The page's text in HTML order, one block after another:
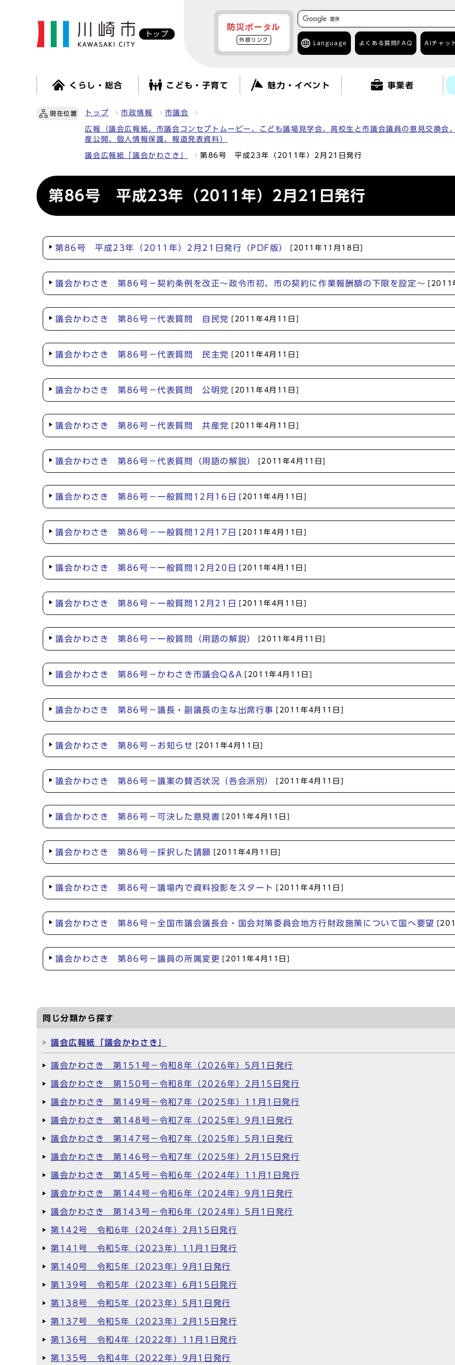
トップ
防災ポータル
外部リンク
Language よくある質問 FAQ AIチャッ
くらし・総合 こども・子育て 魅力・イベント 事業者
現在位置 トップ 市政情報 市議会
広報（議会広報紙、市議会コンセプトムービー、こども議場見学会、高校生と市議会議員の意見交換会
産公開、個人情報保護、報道発表資料）
議会広報紙「議会かわさき」 第86号 平成23年（2011年）2月21日発行
第86号 平成23年（2011年）2月21日発行
第86号 平成23年（2011年）2月21日発行（PDF版） [2011年11月18日]
議会かわさき 第86号－契約条例を改正～政令市初、市の契約に作業報酬額の下限を設定～ [2011
議会かわさき 第86号－代表質問 自民党 [2011年4月11日]
議会かわさき 第86号－代表質問 民主党 [2011年4月11日]
議会かわさき 第86号－代表質問 公明党 [2011年4月11日]
議会かわさき 第86号－代表質問 共産党 [2011年4月11日]
議会かわさき 第86号－代表質問（用語の解説） [2011年4月11日]
議会かわさき 第86号－一般質問12月16日 [2011年4月11日]
議会かわさき 第86号－一般質問12月17日 [2011年4月11日]
議会かわさき 第86号－一般質問12月20日 [2011年4月11日]
議会かわさき 第86号－一般質問12月21日 [2011年4月11日]
議会かわさき 第86号－一般質問（用語の解説） [2011年4月11日]
議会かわさき 第86号－かわさき市議会Q&A [2011年4月11日]
議会かわさき 第86号－議長・副議長の主な出席行事 [2011年4月11日]
議会かわさき 第86号－お知らせ [2011年4月11日]
議会かわさき 第86号－議案の賛否状況（各会派別） [2011年4月11日]
議会かわさき 第86号－可決した意見書 [2011年4月11日]
議会かわさき 第86号－採択した請願 [2011年4月11日]
議会かわさき 第86号－議場内で資料投影をスタート [2011年4月11日]
議会かわさき 第86号－全国市議会議長会・国会対策委員会地方行財政施策について国へ要望
議会かわさき 第86号－議員の所属変更 [2011年4月11日]
同じ分類から探す
議会広報紙「議会かわさき」
議会かわさき 第151号－令和8年（2026年）5月1日発行
議会かわさき 第150号－令和8年（2026年）2月15日発行
議会かわさき 第149号－令和7年（2025年）11月1日発行
議会かわさき 第148号－令和7年（2025年）9月1日発行
議会かわさき 第147号－令和7年（2025年）5月1日発行
議会かわさき 第146号－令和7年（2025年）2月15日発行
議会かわさき 第145号－令和6年（2024年）11月1日発行
議会かわさき 第144号－令和6年（2024年）9月1日発行
議会かわさき 第143号－令和6年（2024年）5月1日発行
第142号 令和6年（2024年）2月15日発行
第141号 令和5年（2023年）11月1日発行
第140号 令和5年（2023年）9月1日発行
第139号 令和5年（2023年）6月15日発行
第138号 令和5年（2023年）5月1日発行
第137号 令和5年（2023年）2月15日発行
第136号 令和4年（2022年）11月1日発行
第135号 令和4年（2022年）9月1日発行